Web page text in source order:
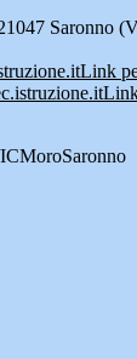
Saronno
Link